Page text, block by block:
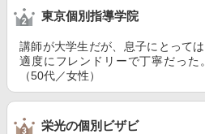
東京個別指導学院
講師が大学生だが、息子にとって
適度にフレンドリーで丁寧だった
（50代／女性）
栄光の個別ビザビ